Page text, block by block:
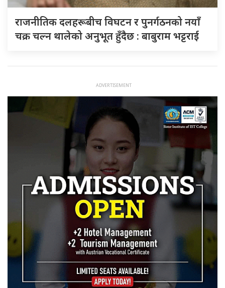
राजनीतिक दलहरूबीच विघटन र पुनर्गठनको नयाँ
चक्र चल्न थालेको अनुभूत हुँदैछ : बाबुराम भट्टराई